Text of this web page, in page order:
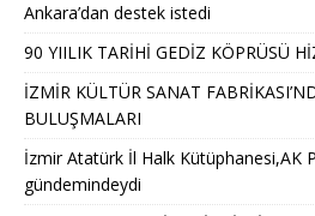
Ankara’dan destek istedi
90 YIILIK TARİHİ GEDİZ KÖPRÜSÜ
İZMİR KÜLTÜR SANAT
BULUŞMALARI
İzmir Atatürk İl Halk Kütüphanesi,AK
gündemindeydi